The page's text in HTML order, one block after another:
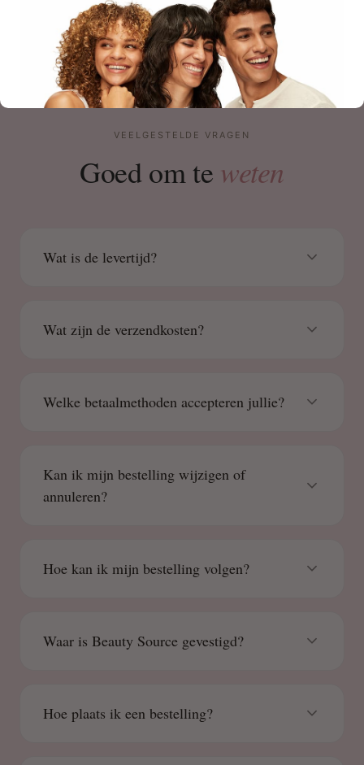
VEELGESTELDE VRAGEN
Goed om te weten
Wat is de levertijd?
Wat zijn de verzendkosten?
Welke betaalmethoden accepteren jullie?
Kan ik mijn bestelling wijzigen of
annuleren?
Hoe kan ik mijn bestelling volgen?
Waar is Beauty Source gevestigd?
Hoe plaats ik een bestelling?